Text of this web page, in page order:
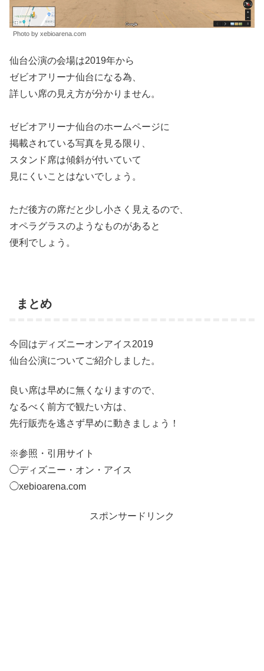
Photo by xebioarena.com
仙台公演の会場は2019年から
ゼビオアリーナ仙台になる為、
詳しい席の見え方が分かりません。
ゼビオアリーナ仙台のホームページに
掲載されている写真を見る限り、
スタンド席は傾斜が付いていて
見にくいことはないでしょう。
ただ後方の席だと少し小さく見えるので、
オペラグラスのようなものがあると
便利でしょう。
まとめ
今回はディズニーオンアイス2019
仙台公演についてご紹介しました。
良い席は早めに無くなりますので、
なるべく前方で観たい方は、
先行販売を逃さず早めに動きましょう！
※参照・引用サイト
◯ディズニー・オン・アイス
◯xebioarena.com
スポンサードリンク